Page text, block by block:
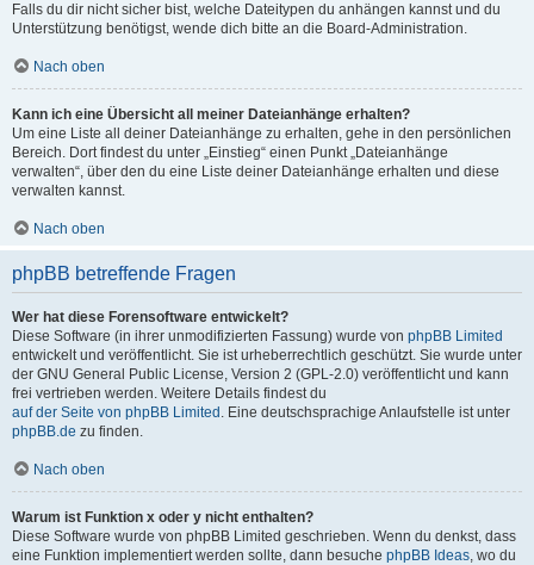
Falls du dir nicht sicher bist, welche Dateitypen du anhängen kannst und du
Unterstützung benötigst, wende dich bitte an die Board-Administration.
Nach oben
Kann ich eine Übersicht all meiner Dateianhänge erhalten?
Um eine Liste all deiner Dateianhänge zu erhalten, gehe in den persönlichen
Bereich. Dort findest du unter „Einstieg“ einen Punkt „Dateianhänge
verwalten“, über den du eine Liste deiner Dateianhänge erhalten und diese
verwalten kannst.
Nach oben
phpBB betreffende Fragen
Wer hat diese Forensoftware entwickelt?
Diese Software (in ihrer unmodifizierten Fassung) wurde von phpBB Limited
entwickelt und veröffentlicht. Sie ist urheberrechtlich geschützt. Sie wurde unter
der GNU General Public License, Version 2 (GPL-2.0) veröffentlicht und kann
frei vertrieben werden. Weitere Details findest du
auf der Seite von phpBB Limited . Eine deutschsprachige Anlaufstelle ist unter
phpBB.de zu finden.
Nach oben
Warum ist Funktion x oder y nicht enthalten?
Diese Software wurde von phpBB Limited geschrieben. Wenn du denkst, dass
eine Funktion implementiert werden sollte, dann besuche phpBB Ideas, wo du